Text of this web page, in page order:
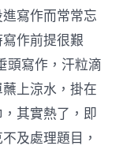
寫作而常常忘
作前提很艱
頭寫作，汗粒滴
上涼水，掛在
其實熱了，即
及處理題目，